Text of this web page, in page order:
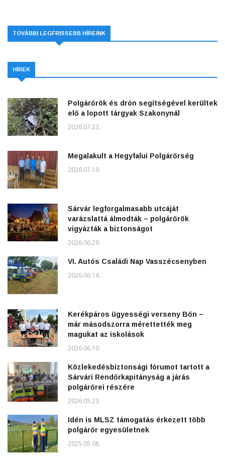
TOVÁBBI LEGFRISSEBB HÍREINK
HÍREK
Polgárőrök és drón segítségével kerültek
elő a lopott tárgyak Szakonynál
2026.07.23.
Megalakult a Hegyfalui Polgárőrség
2026.07.19.
Sárvár legforgalmasabb utcáját
varázslattá álmodták – polgárőrök
vigyázták a biztonságot
2026.06.29.
VI. Autós Családi Nap Vasszécsenyben
2026.06.14.
Kerékpáros ügyességi verseny Bőn –
már másodszorra mérettették meg
magukat az iskolások
2026.06.10.
Közlekedésbiztonsági fórumot tartott a
Sárvári Rendőrkapitányság a járás
polgárőrei részére
2026.05.23.
Idén is MLSZ támogatás érkezett több
polgárőr egyesületnek
2025.05.08.